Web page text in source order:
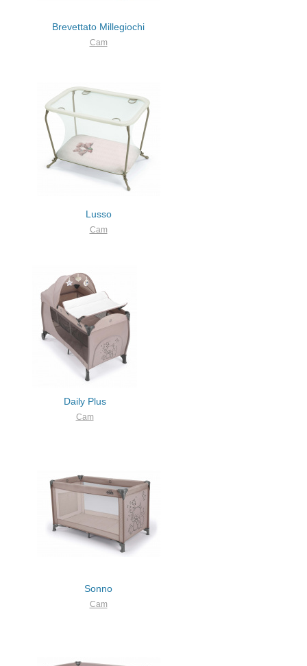
Brevettato Millegiochi
Cam
Lusso
Cam
Daily Plus
Cam
Sonno
Cam